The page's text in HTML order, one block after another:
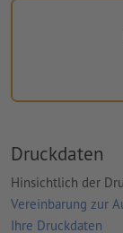
Druckdaten
Hinsichtlich der
Vereinbarung zur
Ihre Druckdaten